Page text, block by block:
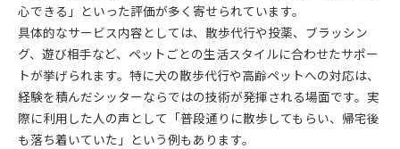
ペットシッターが提供する緑区や東海市の事例
地域ごとのペットシッターサービス技法の違い
大型犬対応など地域特性を活かすペットシッター
地域密着で信頼されるペットシッターになるコツ
心できる」といった評価が多く寄せられています。
具体的なサービス内容としては、散歩代行や投薬、ブラッシン
グ、遊び相手など、ペットごとの生活スタイルに合わせたサポー
トが挙げられます。特に犬の散歩代行や高齢ペットへの対応は、
経験を積んだシッターならではの技術が発揮される場面です。実
際に利用した人の声として「普段通りに散歩してもらい、帰宅後
も落ち着いていた」という例もあります。